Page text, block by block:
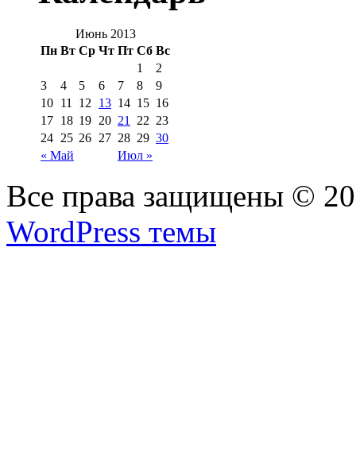
Июнь 2013
Пн Вт Ср Чт Пт Сб Вс
« Май Июл »
1
2
3
4 5 6 7 8
9
10 11 12 13 14 15 16
17 18 19 20 21 22 23
24 25 26 27 28 29 30
Все права защищены ©
WordPress темы